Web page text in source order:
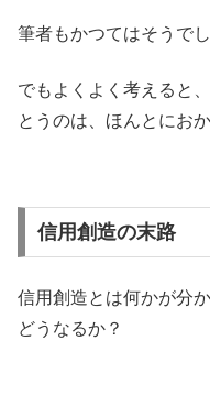
筆者もかつてはそうでし
でもよくよく考えると
とうのは、ほんとにお
信用創造の末路
信用創造とは何かが分
どうなるか？